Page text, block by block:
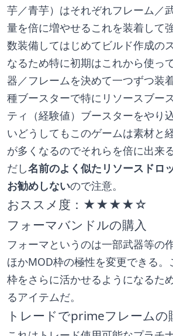
芋／青芋）はそれぞれフレーム／
量を倍に増やせるこれを装着して
数装備してはじめてビルド作成の
なるため特に初期はこれから使っ
器／フレームを決めて一つずつ装
種ブースターで特にリソースブー
ティ（経験値）ブースターをやり
いどうしてもこのゲームは素材と
が多くなるのでそれらを倍に出来
だし名前のよく似たリソースドロ
お勧めしないので注意。
おススメ度：★★★★☆
フォーマバンドルの購入
フォーマというのは一部武器等の
ほかMOD枠の極性を変更できる
枠をさらに活かせるようになるた
るアイテムだ。
トレードでprimeフレームの